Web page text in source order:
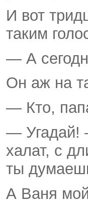
И вот
таким
— А
Он аж на
— Кто,
— Угадай!
халат, с
ты
А Ваня